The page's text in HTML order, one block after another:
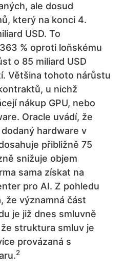
ale dosud
který na konci 4.
USD. To
% oproti loňskému
o 85 miliard USD
Většina tohoto nárůstu
u nichž
nákup GPU, nebo
Oracle uvádí, že
hardware v
přibližně 75
snižuje objem
sama získat na
pro AI. Z pohledu
že významná část
je již dnes smluvně
struktura smluv je
provázaná s
2